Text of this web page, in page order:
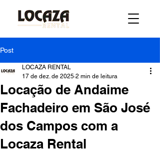
Post
Locação de Andaime
Fachadeiro em São José
dos Campos com a
Locaza Rental
LOCAZA RENTAL
17 de dez. de 2025 2 min de leitura